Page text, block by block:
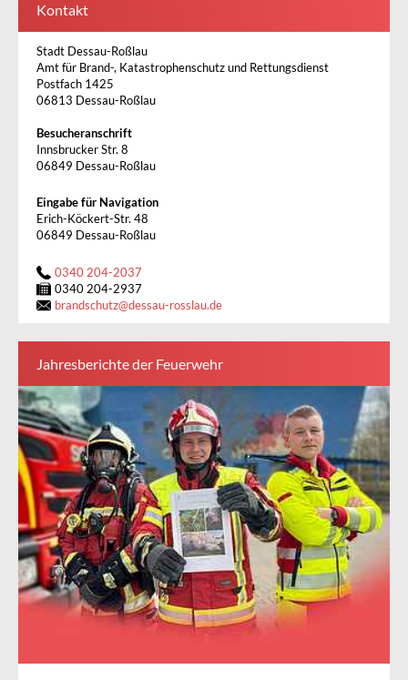
Kontakt
Stadt Dessau-Roßlau
Amt für Brand-, Katastrophenschutz und Rettungsdienst
Postfach 1425
06813 Dessau-Roßlau
Besucheranschrift
Innsbrucker Str. 8
06849 Dessau-Roßlau
Eingabe für Navigation
Erich-Köckert-Str. 48
06849 Dessau-Roßlau
0340 204-2037
0340 204-2937
brandschutz@dessau-rosslau.de
Jahresberichte der Feuerwehr